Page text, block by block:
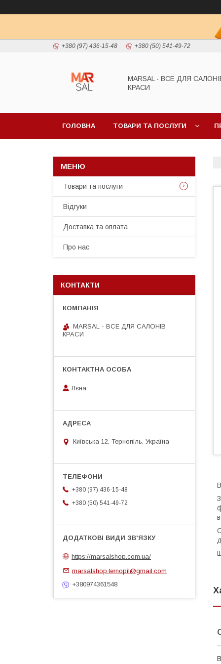
+380 (97) 436-15-48 +380 (50) 541-49-72
MARSAL - ВСЕ ДЛЯ
КРАСИ
ГОЛОВНА ТОВАРИ ТА ПОСЛУГИ
Товари та послуги
Відгуки
Доставка та оплата
Про нас
КОНТАКТИ
MARSAL - ВСЕ ДЛЯ САЛОНІВ
КРАСИ
Лєна
Київська 12, Тернопіль, Україна
+380 (97) 436-15-48
+380 (50) 541-49-72
https://marsalshop.com.ua/
marsalshop.ternopil@gmail.com
+380974361548